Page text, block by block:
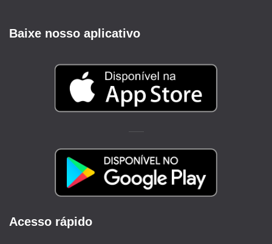
Baixe nosso aplicativo
Acesso rápido